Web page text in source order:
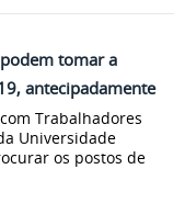
tomar a
antecipadamente
Trabalhadores
Universidade
os postos de